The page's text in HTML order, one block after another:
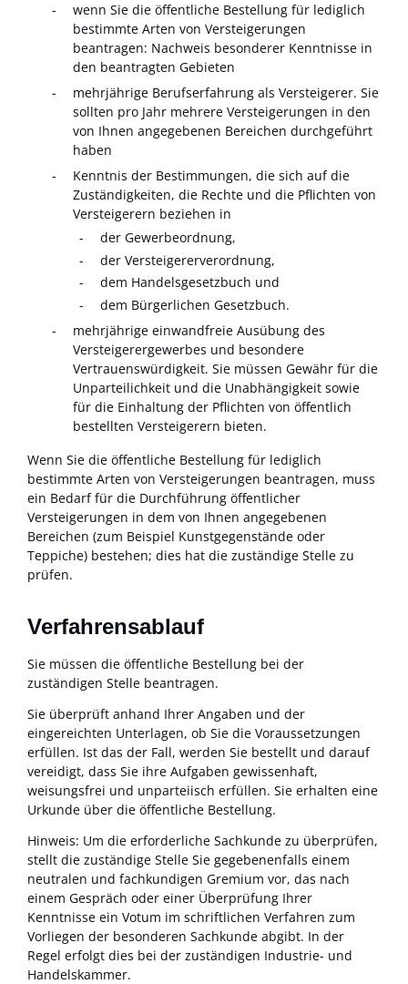
wenn Sie die öffentliche Bestellung für lediglich
bestimmte Arten von Versteigerungen
beantragen: Nachweis besonderer Kenntnisse in
den beantragten Gebieten
mehrjährige Berufserfahrung als Versteigerer. Sie
sollten pro Jahr mehrere Versteigerungen in den
von Ihnen angegebenen Bereichen durchgeführt
haben
Kenntnis der Bestimmungen, die sich auf die
Zuständigkeiten, die Rechte und die Pflichten von
Versteigerern beziehen in
der Gewerbeordnung,
der Versteigererverordnung,
dem Handelsgesetzbuch und
dem Bürgerlichen Gesetzbuch.
mehrjährige einwandfreie Ausübung des
Versteigerergewerbes und besondere
Vertrauenswürdigkeit. Sie müssen Gewähr für die
Unparteilichkeit und die Unabhängigkeit sowie
für die Einhaltung der Pflichten von öffentlich
bestellten Versteigerern bieten.
Wenn Sie die öffentliche Bestellung für lediglich
bestimmte Arten von Versteigerungen beantragen, muss
ein Bedarf für die Durchführung öffentlicher
Versteigerungen in dem von Ihnen angegebenen
Bereichen (zum Beispiel Kunstgegenstände oder
Teppiche) bestehen; dies hat die zuständige Stelle zu
prüfen.
Verfahrensablauf
Sie müssen die öffentliche Bestellung bei der
zuständigen Stelle beantragen.
Sie überprüft anhand Ihrer Angaben und der
eingereichten Unterlagen, ob Sie die Voraussetzungen
erfüllen. Ist das der Fall, werden Sie bestellt und darauf
vereidigt, dass Sie ihre Aufgaben gewissenhaft,
weisungsfrei und unparteiisch erfüllen. Sie erhalten eine
Urkunde über die öffentliche Bestellung.
Hinweis: Um die erforderliche Sachkunde zu überprüfen,
stellt die zuständige Stelle Sie gegebenenfalls einem
neutralen und fachkundigen Gremium vor, das nach
einem Gespräch oder einer Überprüfung Ihrer
Kenntnisse ein Votum im schriftlichen Verfahren zum
Vorliegen der besonderen Sachkunde abgibt. In der
Regel erfolgt dies bei der zuständigen Industrie- und
Handelskammer.